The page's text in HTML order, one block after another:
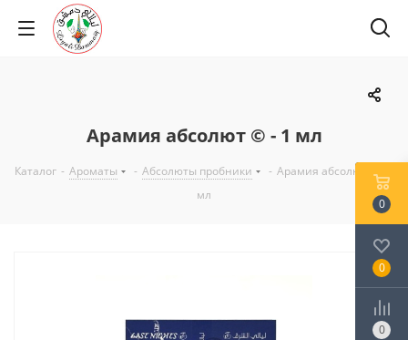
Арамия абсолют © - 1 мл
Каталог - Ароматы - Абсолюты пробники - Арамия абсолют © - 1
мл
0
0
0